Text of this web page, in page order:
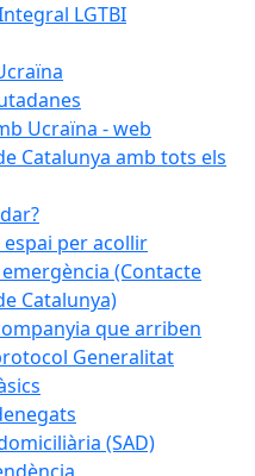
LGTBI
Ucraïna - web
Catalunya amb tots els
per acollir
(Contacte
Catalunya)
que arriben
Generalitat
(SAD)